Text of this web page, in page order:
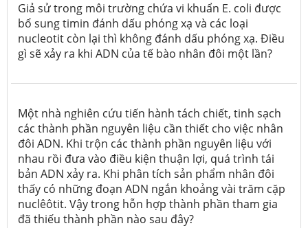
Giả sử trong môi trường chứa vi khuẩn E. coli được
bổ sung timin đánh dấu phóng xạ và các loại
nucleotit còn lại thì không đánh dấu phóng xạ. Điều
gì sẽ xảy ra khi ADN của tế bào nhân đôi một lần?
Một nhà nghiên cứu tiến hành tách chiết, tinh sạch
các thành phần nguyên liệu cần thiết cho việc nhân
đôi ADN. Khi trộn các thành phần nguyên liệu với
nhau rồi đưa vào điều kiện thuận lợi, quá trình tái
bản ADN xảy ra. Khi phân tích sản phẩm nhân đôi
thấy có những đoạn ADN ngắn khoảng vài trăm cặp
nuclêôtit. Vậy trong hỗn hợp thành phần tham gia
đã thiếu thành phần nào sau đây?